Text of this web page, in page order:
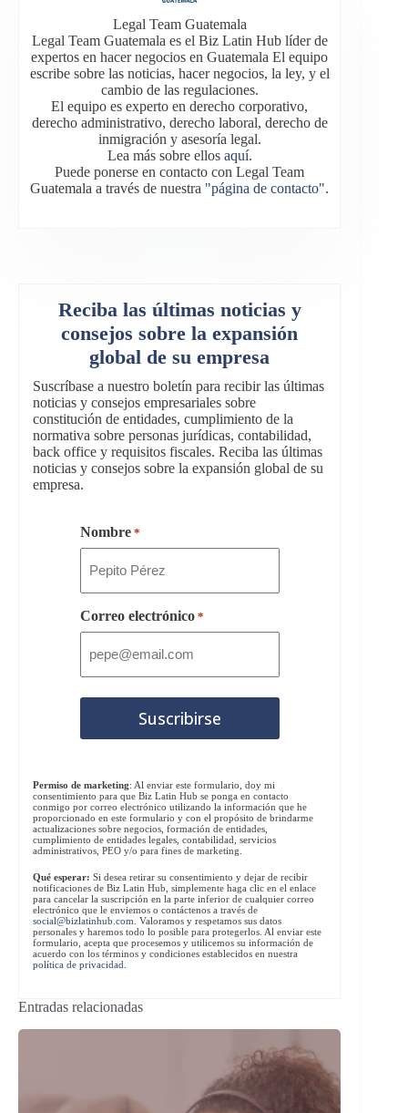
Legal Team Guatemala
Legal Team Guatemala es el Biz Latin Hub líder de
expertos en hacer negocios en Guatemala El equipo
escribe sobre las noticias, hacer negocios, la ley, y el
cambio de las regulaciones.
El equipo es experto en derecho corporativo,
derecho administrativo, derecho laboral, derecho de
inmigración y asesoría legal.
Lea más sobre ellos aquí.
Puede ponerse en contacto con Legal Team
Guatemala a través de nuestra "página de contacto".
Reciba las últimas noticias y
consejos sobre la expansión
global de su empresa
Suscríbase a nuestro boletín para recibir las últimas
noticias y consejos empresariales sobre
constitución de entidades, cumplimiento de la
normativa sobre personas jurídicas, contabilidad,
back office y requisitos fiscales. Reciba las últimas
noticias y consejos sobre la expansión global de su
empresa.
Nombre *
Correo electrónico *
Permiso de marketing: Al enviar este formulario, doy mi
consentimiento para que Biz Latin Hub se ponga en contacto
conmigo por correo electrónico utilizando la información que he
proporcionado en este formulario y con el propósito de brindarme
actualizaciones sobre negocios, formación de entidades,
cumplimiento de entidades legales, contabilidad, servicios
administrativos, PEO y/o para fines de marketing.
Qué esperar: Si desea retirar su consentimiento y dejar de recibir
notificaciones de Biz Latin Hub, simplemente haga clic en el enlace
para cancelar la suscripción en la parte inferior de cualquier correo
electrónico que le enviemos o contáctenos a través de
social@bizlatinhub.com . Valoramos y respetamos sus datos
personales y haremos todo lo posible para protegerlos. Al enviar este
formulario, acepta que procesemos y utilicemos su información de
acuerdo con los términos y condiciones establecidos en nuestra
política de privacidad
Entradas relacionadas